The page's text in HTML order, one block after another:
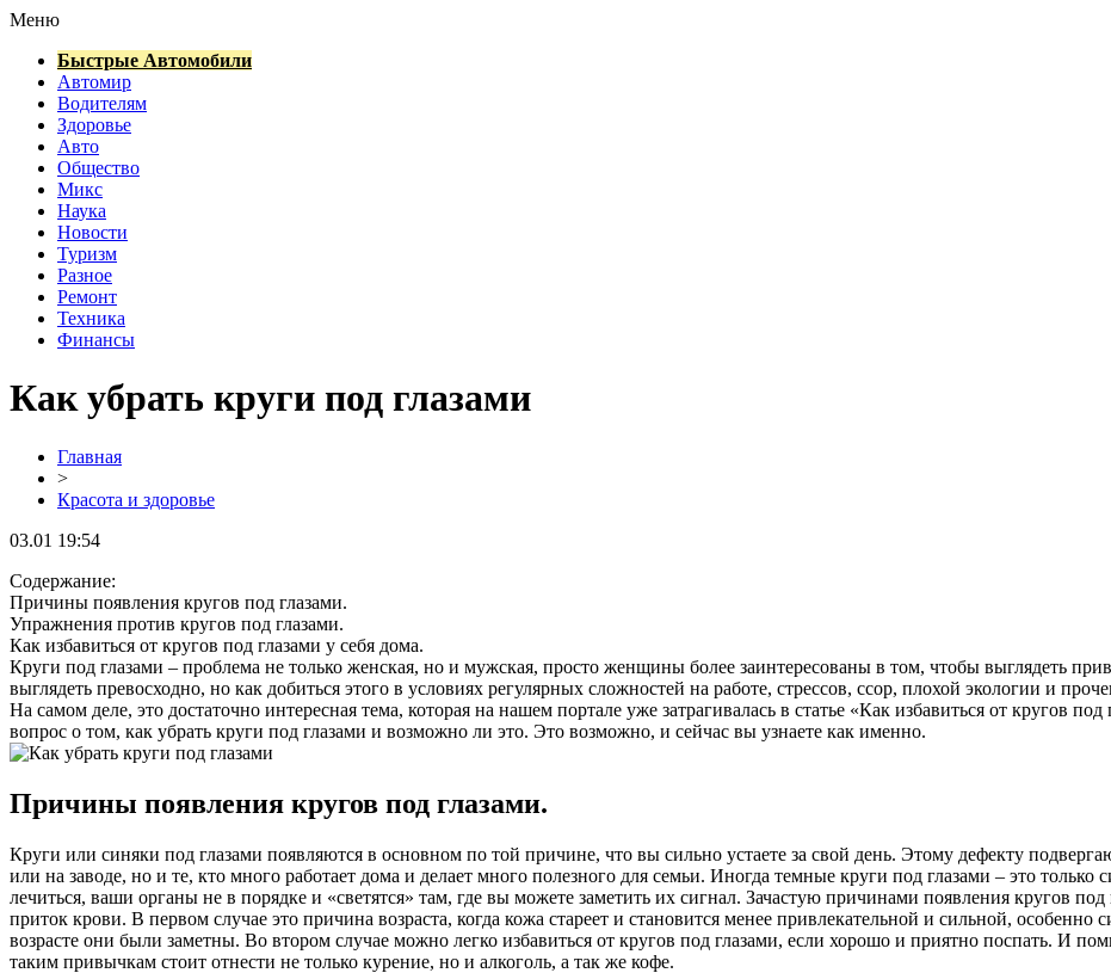
Меню
Быстрые Автомобили
Автомир
Водителям
Здоровье
Авто
Общество
Микс
Наука
Новости
Туризм
Разное
Ремонт
Техника
Финансы
Как убрать круги под глазами
Главная
>
Красота и здоровье
03.01 19:54
Содержание:
Причины появления кругов под глазами.
Упражнения против кругов под глазами.
Как избавиться от кругов под глазами у себя дома.
Круги под глазами – проблема не только женская, но и мужская, просто женщины более заинтересованы в том, чтобы выглядеть
выглядеть превосходно, но как добиться этого в условиях регулярных сложностей на работе, стрессов, ссор, плохой экологии и
На самом деле, это достаточно интересная тема, которая на нашем портале уже затрагивалась в статье «Как избавиться от кругов
вопрос о том, как убрать круги под глазами и возможно ли это. Это возможно, и сейчас вы узнаете как именно.
Причины появления кругов под глазами.
Круги или синяки под глазами появляются в основном по той причине, что вы сильно устаете за свой день. Этому дефекту
или на заводе, но и те, кто много работает дома и делает много полезного для семьи. Иногда темные круги под глазами – это
лечиться, ваши органы не в порядке и «светятся» там, где вы можете заметить их сигнал. Зачастую причинами появления кругов
приток крови. В первом случае это причина возраста, когда кожа стареет и становится менее привлекательной и сильной,
возрасте они были заметны. Во втором случае можно легко избавиться от кругов под глазами, если хорошо и приятно поспать. И
таким привычкам стоит отнести не только курение, но и алкоголь, а так же кофе.